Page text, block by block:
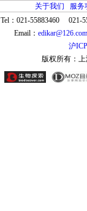
关于我们
服务
Tel：021-55883460 021-
Email： edikar@126.com
沪
版权所有：